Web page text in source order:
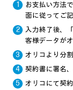
お支払い方法
面に従ってご
入力終了後、
客様データが
オリコより分
契約書に署名
オリコにて契